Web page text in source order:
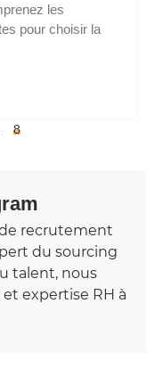
les
pour choisir la
8
recrutement
du sourcing
talent, nous
expertise RH à